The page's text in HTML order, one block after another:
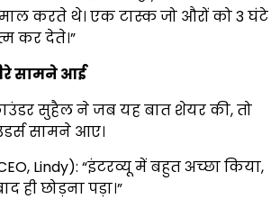
करते थे। एक टास्क जो औरों को 3 घंटे
कर देते।”
सामने आई
सुहैल ने जब यह बात शेयर की, तो
सामने आए।
Lindy): “इंटरव्यू में बहुत अच्छा किया,
ही छोड़ना पड़ा।”